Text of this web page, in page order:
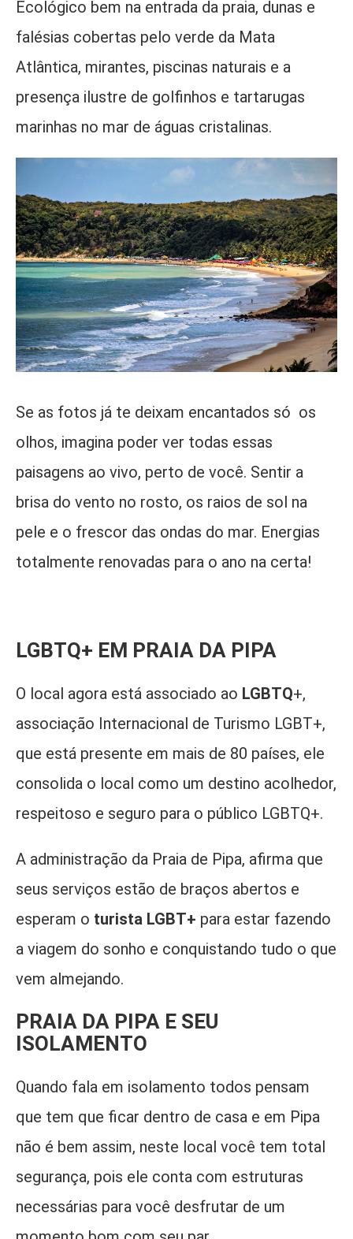
Ecológico bem na entrada da praia, dunas e
falésias cobertas pelo verde da Mata
Atlântica, mirantes, piscinas naturais e a
presença ilustre de golfinhos e tartarugas
marinhas no mar de águas cristalinas.
Se as fotos já te deixam encantados só os
olhos, imagina poder ver todas essas
paisagens ao vivo, perto de você. Sentir a
brisa do vento no rosto, os raios de sol na
pele e o frescor das ondas do mar. Energias
totalmente renovadas para o ano na certa!
LGBTQ+ EM PRAIA DA PIPA
O local agora está associado ao LGBTQ+,
associação Internacional de Turismo LGBT+,
que está presente em mais de 80 países, ele
consolida o local como um destino acolhedor,
respeitoso e seguro para o público LGBTQ+.
A administração da Praia de Pipa, afirma que
seus serviços estão de braços abertos e
esperam o turista LGBT+ para estar fazendo
a viagem do sonho e conquistando tudo o que
vem almejando.
PRAIA DA PIPA E SEU
ISOLAMENTO
Quando fala em isolamento todos pensam
que tem que ficar dentro de casa e em Pipa
não é bem assim, neste local você tem total
segurança, pois ele conta com estruturas
necessárias para você desfrutar de um